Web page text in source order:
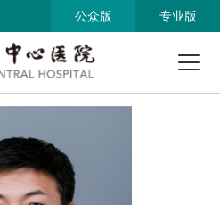
公众版 专业版